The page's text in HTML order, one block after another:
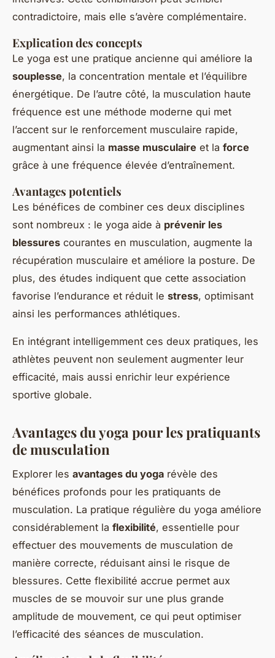
contradictoire, mais elle s’avère complémentaire.
Explication des concepts
Le yoga est une pratique ancienne qui améliore la
souplesse, la concentration mentale et l’équilibre
énergétique. De l’autre côté, la musculation haute
fréquence est une méthode moderne qui met
l’accent sur le renforcement musculaire rapide,
augmentant ainsi la masse musculaire et la force
grâce à une fréquence élevée d’entraînement.
Avantages potentiels
Les bénéfices de combiner ces deux disciplines
sont nombreux : le yoga aide à prévenir les
blessures courantes en musculation, augmente la
récupération musculaire et améliore la posture. De
plus, des études indiquent que cette association
favorise l’endurance et réduit le stress, optimisant
ainsi les performances athlétiques.
En intégrant intelligemment ces deux pratiques, les
athlètes peuvent non seulement augmenter leur
efficacité, mais aussi enrichir leur expérience
sportive globale.
Avantages du yoga pour les pratiquants
de musculation
Explorer les avantages du yoga révèle des
bénéfices profonds pour les pratiquants de
musculation. La pratique régulière du yoga améliore
considérablement la flexibilité, essentielle pour
effectuer des mouvements de musculation de
manière correcte, réduisant ainsi le risque de
blessures. Cette flexibilité accrue permet aux
muscles de se mouvoir sur une plus grande
amplitude de mouvement, ce qui peut optimiser
l’efficacité des séances de musculation.